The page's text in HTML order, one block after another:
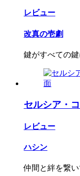
レビュー
改真の壱劇
鍵がすべての
セルシア・
レビュー
ハシン
仲間と絆を繋い